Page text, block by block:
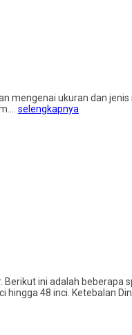
mengenai ukuran dan jenis
selengkapnya
ini adalah beberapa
48 inci. Ketebalan